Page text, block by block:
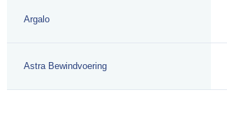
Argalo
Astra Bewindvoering